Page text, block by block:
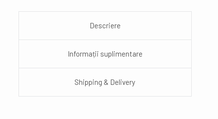
Descriere
Informații suplimentare
Shipping & Delivery